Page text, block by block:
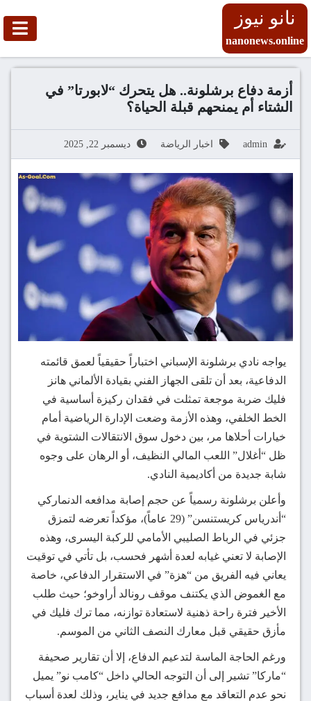
نانو نيوز
nanonews.online
أزمة دفاع برشلونة.. هل يتحرك “لابورتا” في
الشتاء أم يمنحهم قبلة الحياة؟
admin اخبار الرياضة ديسمبر 22, 2025
يواجه نادي برشلونة الإسباني اختباراً حقيقياً لعمق قائمته
الدفاعية، بعد أن تلقى الجهاز الفني بقيادة الألماني هانز
فليك ضربة موجعة تمثلت في فقدان ركيزة أساسية في
الخط الخلفي، وهذه الأزمة وضعت الإدارة الرياضية أمام
خيارات أحلاها مر، بين دخول سوق الانتقالات الشتوية في
ظل “أغلال” اللعب المالي النظيف، أو الرهان على وجوه
شابة جديدة من أكاديمية النادي.
وأعلن برشلونة رسمياً عن حجم إصابة مدافعه الدنماركي
“أندرياس كريستنسن” (29 عاماً)، مؤكداً تعرضه لتمزق
جزئي في الرباط الصليبي الأمامي للركبة اليسرى، وهذه
الإصابة لا تعني غيابه لعدة أشهر فحسب، بل تأتي في توقيت
يعاني فيه الفريق من “هزة” في الاستقرار الدفاعي، خاصة
مع الغموض الذي يكتنف موقف رونالد أراوخو؛ حيث طلب
الأخير فترة راحة ذهنية لاستعادة توازنه، مما ترك فليك في
مأزق حقيقي قبل معارك النصف الثاني من الموسم.
ورغم الحاجة الماسة لتدعيم الدفاع، إلا أن تقارير صحيفة
“ماركا” تشير إلى أن التوجه الحالي داخل “كامب نو” يميل
نحو عدم التعاقد مع مدافع جديد في يناير، وذلك لعدة أسباب